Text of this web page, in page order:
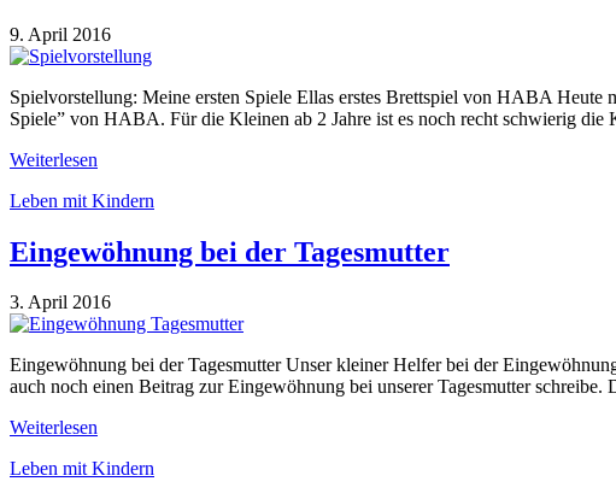
9. April 2016
Spielvorstellung: Meine ersten Spiele Ellas erstes Brettspiel von HABA
Spiele” von HABA. Für die Kleinen ab 2 Jahre ist es noch recht schwierig
Weiterlesen
Leben mit Kindern
Eingewöhnung bei der Tagesmutter
3. April 2016
Eingewöhnung bei der Tagesmutter Unser kleiner Helfer bei der
auch noch einen Beitrag zur Eingewöhnung bei unserer Tagesmutter
Weiterlesen
Leben mit Kindern